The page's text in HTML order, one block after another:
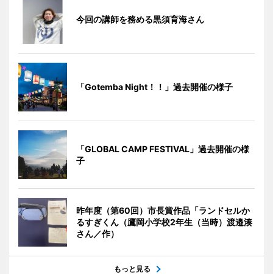
今回の講師を務める黒須育海さん
「Gotemba Night！！」過去開催の様子
「GLOBAL CAMP FESTIVAL」過去開催の様
子
昨年度（第60回）市長賞作品「ランドセルか
るすぎくん（鷹岡小学校2年生（当時）渡邉湊
さん／作）
もっと見る